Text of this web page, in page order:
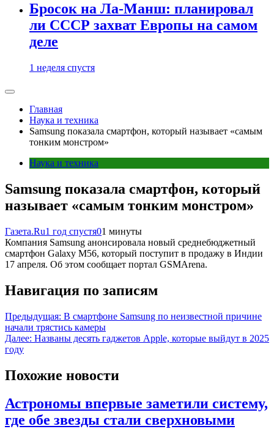
Бросок на Ла-Манш: планировал
ли СССР захват Европы на самом
деле
1 неделя спустя
Главная
Наука и техника
Samsung показала смартфон, который называет «самым
тонким монстром»
Наука и техника
Samsung показала смартфон, который
называет «самым тонким монстром»
Газета.Ru1 год спустя01 минуты
Компания Samsung анонсировала новый среднебюджетный
смартфон Galaxy M56, который поступит в продажу в Индии
17 апреля. Об этом сообщает портал GSMArena.
Навигация по записям
Предыдущая: В смартфоне Samsung по неизвестной причине
начали трястись камеры
Далее: Названы десять гаджетов Apple, которые выйдут в 2025
году
Похожие новости
Астрономы впервые заметили систему,
где обе звезды стали сверхновыми